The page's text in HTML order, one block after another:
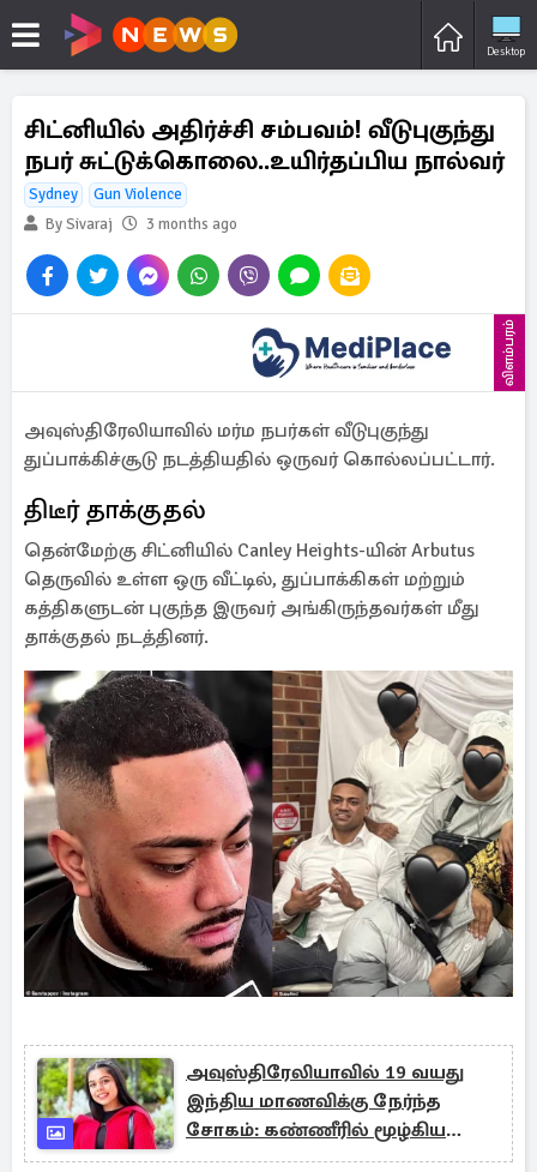
Desktop
சிட்னியில் அதிர்ச்சி சம்பவம்! வீடுபுகுந்து
நபர் சுட்டுக்கொலை..உயிர்தப்பிய நால்வர்
Sydney
Gun Violence
By Sivaraj
3 months ago
விளம்பரம்
அவுஸ்திரேலியாவில் மர்ம நபர்கள் வீடுபுகுந்து
துப்பாக்கிச்சூடு நடத்தியதில் ஒருவர் கொல்லப்பட்டார்.
திடீர் தாக்குதல்
தென்மேற்கு சிட்னியில் Canley Heights-யின் Arbutus
தெருவில் உள்ள ஒரு வீட்டில், துப்பாக்கிகள் மற்றும்
கத்திகளுடன் புகுந்த இருவர் அங்கிருந்தவர்கள் மீது
தாக்குதல் நடத்தினர்.
அவுஸ்திரேலியாவில் 19 வயது
இந்திய மாணவிக்கு நேர்ந்த
சோகம்: கண்ணீரில் மூழ்கிய
குடும்பம்